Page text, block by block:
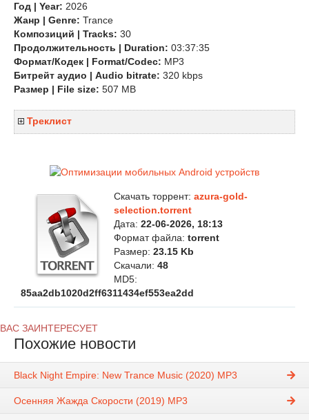
Год | Year: 2026
Жанр | Genre: Trance
Композиций | Tracks: 30
Продолжительность | Duration: 03:37:35
Формат/Кодек | Format/Codec: MP3
Битрейт аудио | Audio bitrate: 320 kbps
Размер | File size: 507 MB
Треклист
Скачать торрент: azura-gold-
selection.torrent
Дата: 22-06-2026, 18:13
Формат файла: torrent
Размер: 23.15 Kb
Скачали: 48
MD5:
85aa2db1020d2ff6311434ef553ea2dd
ВАС ЗАИНТЕРЕСУЕТ
Похожие новости
Black Night Empire: New Trance Music (2020) MP3
Осенняя Жажда Скорости (2019) MP3